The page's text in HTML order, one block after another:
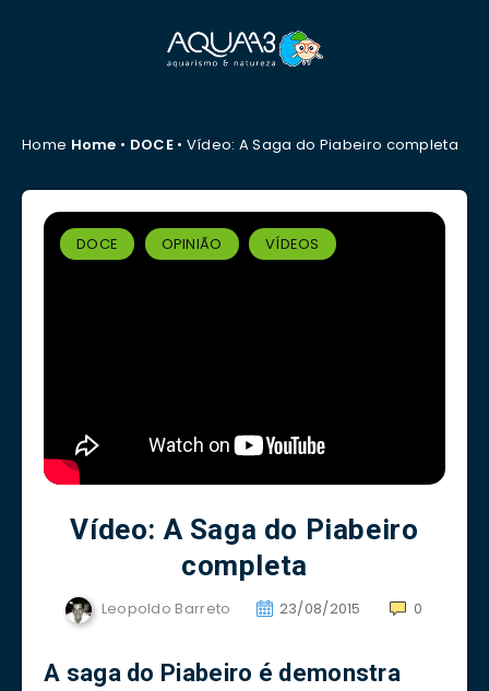
Home Home • DOCE• Vídeo: A Saga do Piabeiro completa
DOCE OPINIÃO VÍDEOS
Vídeo: A Saga do Piabeiro
completa
Leopoldo Barreto 23/08/2015 0
A saga do Piabeiro é demonstra